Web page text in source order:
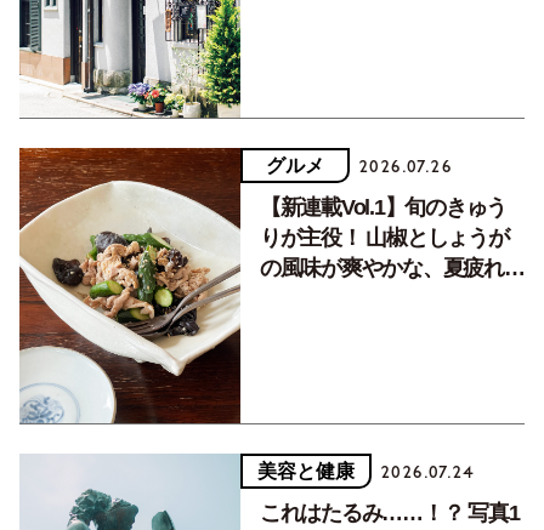
グルメ 2026.07.26
【新連載Vol.1】旬のきゅう
りが主役！ 山椒としょうが
の風味が爽やかな、夏疲れを
美容と健康 2026.07.24
これはたるみ……！？ 写真1